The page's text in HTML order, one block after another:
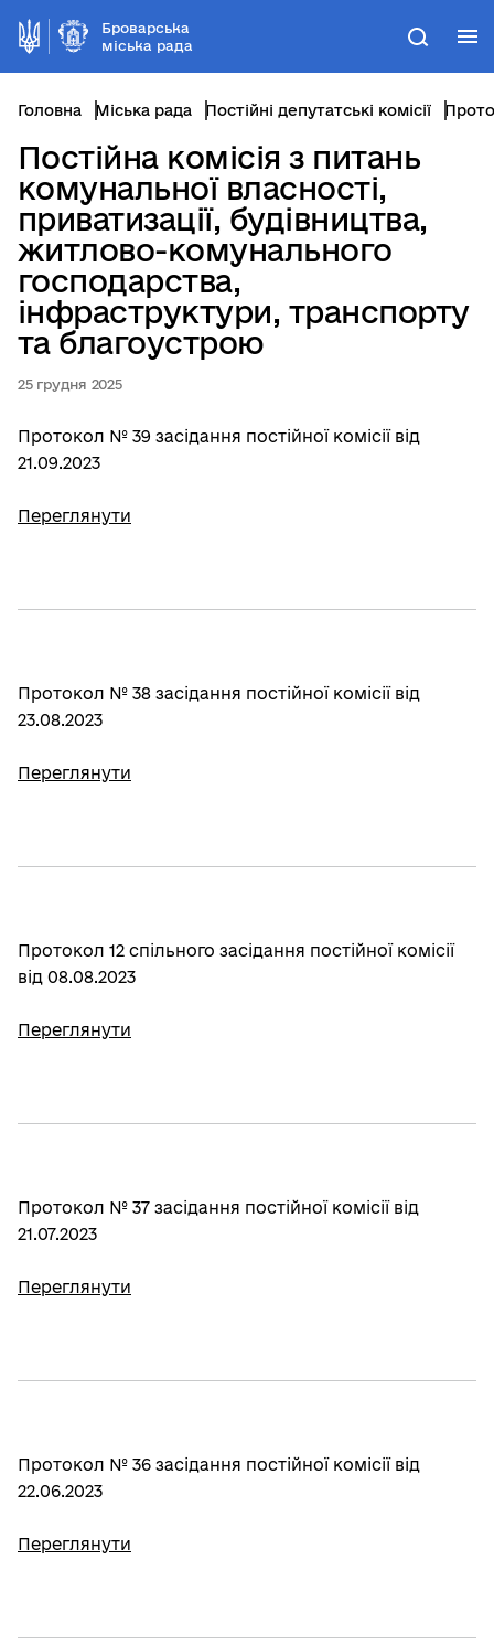
Броварська
міська рада
Пошук
Головна Міська рада Постійні депутатські комісії
Постійна комісія з питань
комунальної власності,
приватизації, будівництва,
житлово-комунального
господарства,
інфраструктури, транспорту
та благоустрою
25 грудня 2025
Протокол № 39 засідання постійної комісії від
21.09.2023
Переглянути
Протокол № 38 засідання постійної комісії від
23.08.2023
Переглянути
Протокол 12 спільного засідання постійної комісії
від 08.08.2023
Переглянути
Протокол № 37 засідання постійної комісії від
21.07.2023
Переглянути
Протокол № 36 засідання постійної комісії від
22.06.2023
Переглянути